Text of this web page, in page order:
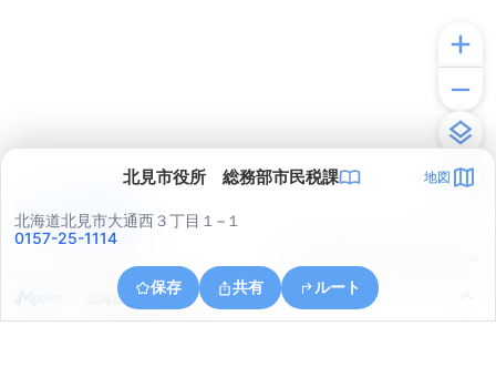
北見市役所 総務部市民税課 地図
北海道北見市大通西３丁目１−１
0157-25-1114
保存 共有 ルート
北海道北見市川東
アプリで見る